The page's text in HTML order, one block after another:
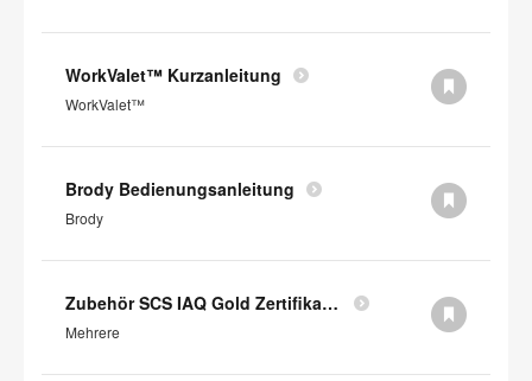
WorkValet™ Kurzanleitung
WorkValet™
Brody Bedienungsanleitung
Brody
Zubehör SCS IAQ Gold Zertifikat (auf Englisch)
Mehrere